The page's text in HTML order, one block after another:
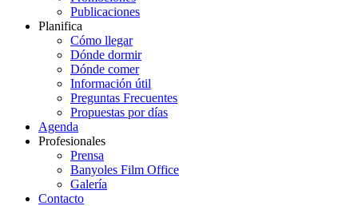
Publicaciones
Planifica
Cómo llegar
Dónde dormir
Dónde comer
Información útil
Preguntas Frecuentes
Propuestas por días
Agenda
Profesionales
Prensa
Banyoles Film Office
Galería
Contacto